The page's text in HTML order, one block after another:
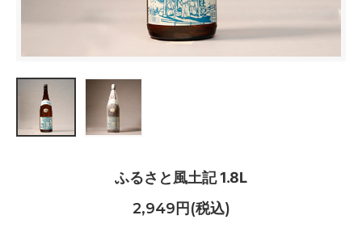
ふるさと風土記 1.8L
2,949円(税込)